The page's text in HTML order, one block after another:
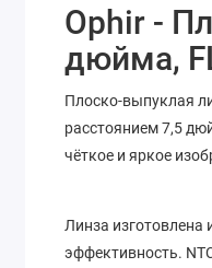
Ophir -
дюйма,
Плоско-выпуклая
расстоянием 7,5
чёткое и яркое
Линза изготовлена
эффективность.